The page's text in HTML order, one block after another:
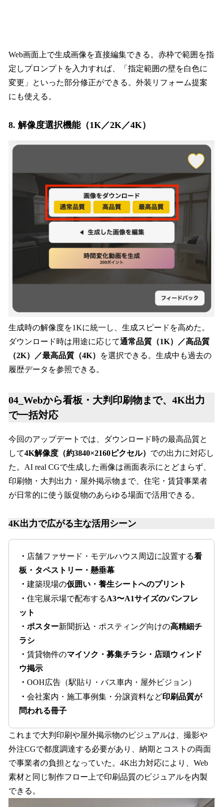
Web画面上で生成画像を直接編集できる。赤枠で範囲を指
定しプロンプトを入力すれば、「指定範囲の壁を白色に
変更」といった部分修正ができる。外装リフォーム提案
にも使える。
8. 解像度選択機能（1K／2K／4K）
生成時の解像度を1Kに統一し、生成スピードを高めた。
ダウンロード時は用途に応じて通常品質（1K）／高品質
（2K）／最高品質（4K）
を選択できる。生成中も過去の
履歴データを参照できる。
04_Webから看板・大判印刷物まで、4K出力
で一括対応
今回のアップデートでは、ダウンロード時の最高品質と
して4K解像度（約3840×2160ピクセル） での出力に対応し
た。AI real CGで生成した画像は画面表示にとどまらず、
印刷物・大判出力・屋外掲示物まで、住宅・賃貸事業者
が日常的に使う販促物のあらゆる場面で活用できる。
4K出力で広がる主な活用シーン
・ 店舗ファサード・モデルハウス周辺に設置する看
板・タペストリー・懸垂幕
・ 建築現場の仮囲い・養生シートへのプリント
・ 住宅展示場で配布するA3〜A1サイズのパンフレ
ット
・ポスター新聞折込・ポスティング向けの高精細チ
ラシ
・ 賃貸物件のマイソク・募集チラシ・店頭ウィンド
ウ掲示
・ OOH広告（駅貼り・バス車内・屋外ビジョン）
・ 会社案内・施工事例集・分譲資料など印刷品質が
問われる冊子
これまで大判印刷や屋外掲示物のビジュアルは、撮影や
外注CGで都度調達する必要があり、納期とコストの両面
で事業者の負担となっていた。4K出力対応により、Web
素材と同じ制作フロー上で印刷品質のビジュアルを内製
できる。